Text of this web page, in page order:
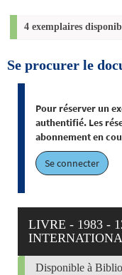
4 exemplaires
Se procurer le
Pour réserver un
authentifié. Les
abonnement en
Se connecter
LIVRE - 1983 -
Disponible à